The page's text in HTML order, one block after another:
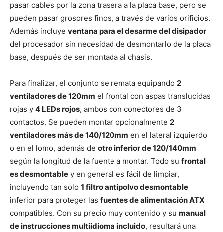
pasar cables por la zona trasera a la placa base, pero se
pueden pasar grosores finos, a través de varios orificios.
Además incluye ventana para el desarme del disipador
del procesador sin necesidad de desmontarlo de la placa
base, después de ser montada al chasis.
Para finalizar, el conjunto se remata equipando 2
ventiladores de 120mm el frontal con aspas translucidas
rojas y 4 LEDs rojos, ambos con conectores de 3
contactos. Se pueden montar opcionalmente 2
ventiladores más de 140/120mm en el lateral izquierdo
o en el lomo, además de otro inferior de 120/140mm
según la longitud de la fuente a montar. Todo su frontal
es desmontable y en general es fácil de limpiar,
incluyendo tan solo 1 filtro antipolvo desmontable
inferior para proteger las fuentes de alimentación ATX
compatibles. Con su precio muy contenido y su manual
de instrucciones multiidioma incluido, resultará una